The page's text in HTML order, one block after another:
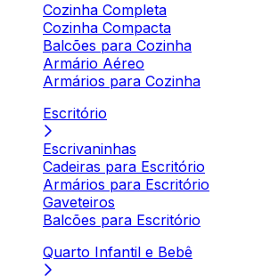
Cozinha Completa
Cozinha Compacta
Balcões para Cozinha
Armário Aéreo
Armários para Cozinha
Escritório
Escrivaninhas
Cadeiras para Escritório
Armários para Escritório
Gaveteiros
Balcões para Escritório
Quarto Infantil e Bebê